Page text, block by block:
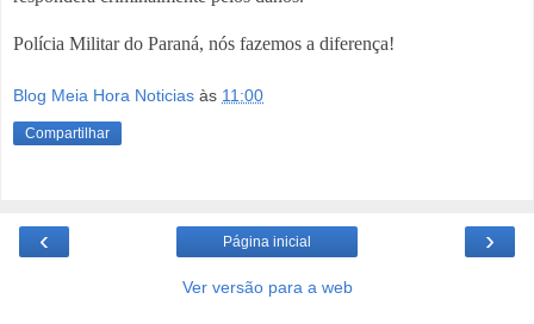
Polícia Militar do Paraná, nós fazemos a diferença!
Blog Meia Hora Noticias às 11:00
Compartilhar
‹ ›
Página inicial
Ver versão para a web